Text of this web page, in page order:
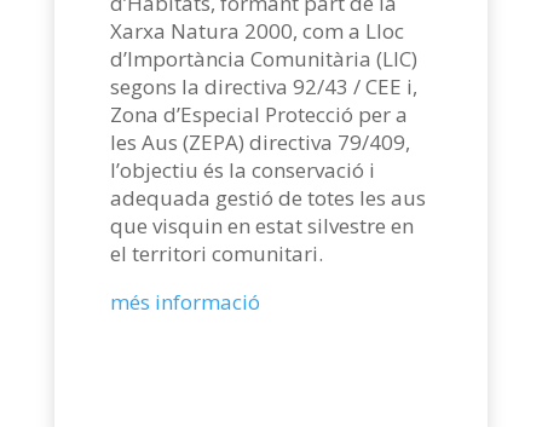
Xarxa Natura 2000, com a Lloc
d’Importància Comunitària (LIC)
segons la directiva 92/43 / CEE i,
Zona d’Especial Protecció per a
les Aus (ZEPA) directiva 79/409,
l’objectiu és la conservació i
adequada gestió de totes les aus
que visquin en estat silvestre en
el territori comunitari.
més informació